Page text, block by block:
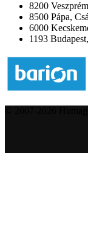
8200
8500 Pápa,
6000
1193